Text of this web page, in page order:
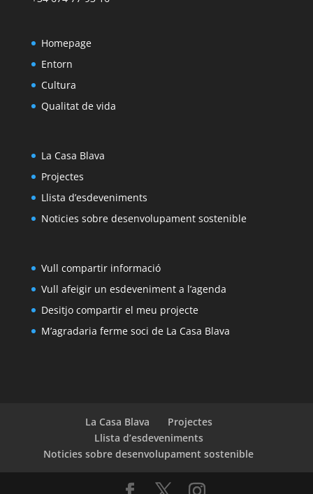
Homepage
Entorn
Cultura
Qualitat de vida
La Casa Blava
Projectes
Llista d’esdeveniments
Noticies sobre desenvolupament sostenible
Vull compartir informació
Vull afeigir un esdeveniment a l’agenda
Desitjo compartir el meu projecte
M’agradaria ferme soci de La Casa Blava
La Casa Blava
Projectes
Llista d’esdeveniments
Noticies sobre desenvolupament sostenible